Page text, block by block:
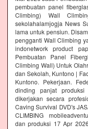
pembuatan panel
Climbing) Wall
sekolahalamjogja News
lama untuk pensiun.
pengganti Wall Climbing
indonetwork product
Pembuatan Panel
Climbing Wall) Untuk
dan Sekolah, Kuntono |
Kuntono. Pekerjaan.
dinding panjat
dikerjakan secara
Caving Survival DVD's
CLIMBING
dan produksi 17 Apr